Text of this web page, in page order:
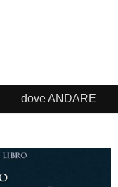
dove ANDARE